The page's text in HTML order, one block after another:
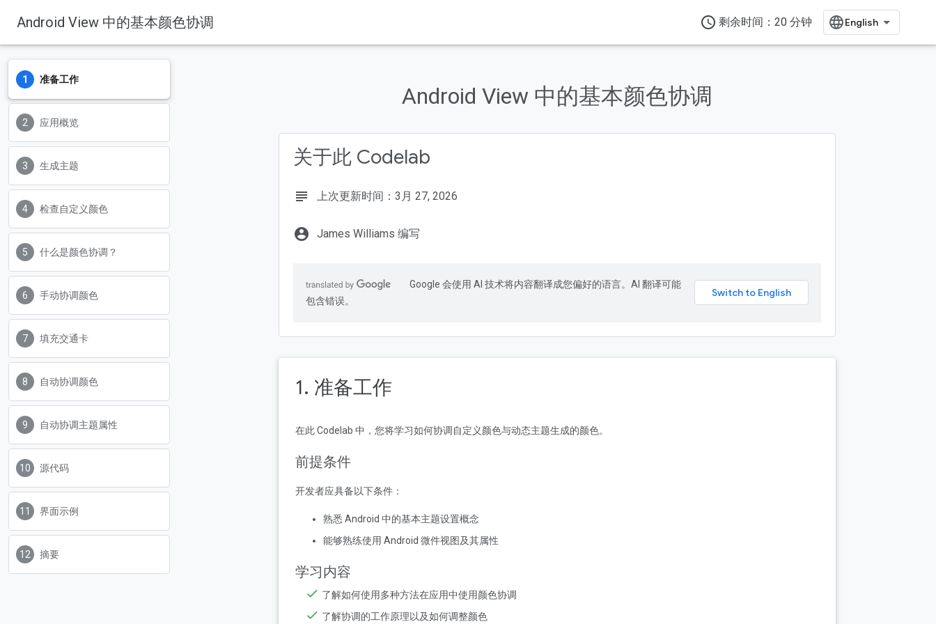
Android View 中的基本颜色协调 access_time 剩余时间：20 分钟
准备工作
应用概览
生成主题
检查自定义颜色
什么是颜色协调？
手动协调颜色
填充交通卡
自动协调颜色
自动协调主题属性
源代码
界面示例
摘要
Android View 中的基本颜色协调
关于此 Codelab
subject 上次更新时间：3月 27, 2026
account_circle James Williams 编写
Google 会使用 AI 技术将内容翻译成您偏好的语言。AI 翻译可能
包含错误。
1. 准备工作
在此 Codelab 中，您将学习如何协调自定义颜色与动态主题生成的颜色。
前提条件
开发者应具备以下条件：
熟悉 Android 中的基本主题设置概念
能够熟练使用 Android 微件视图及其属性
学习内容
了解如何使用多种方法在应用中使用颜色协调
了解协调的工作原理以及如何调整颜色